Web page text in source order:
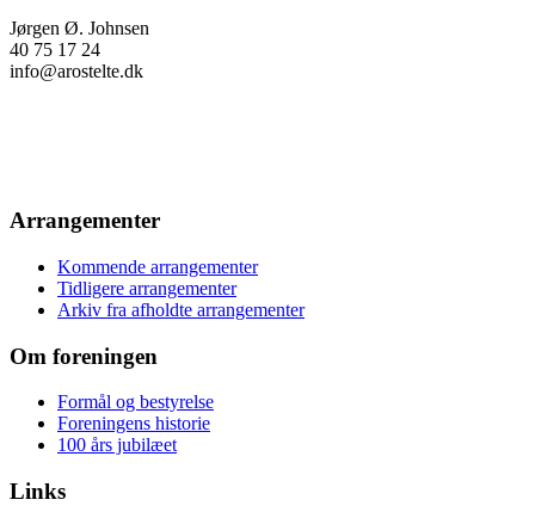
Jørgen Ø. Johnsen
40 75 17 24
info@arostelte.dk
Arrangementer
Kommende arrangementer
Tidligere arrangementer
Arkiv fra afholdte arrangementer
Om foreningen
Formål og bestyrelse
Foreningens historie
100 års jubilæet
Links